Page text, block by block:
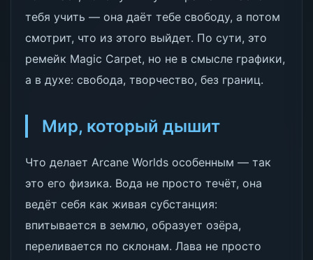
тебя учить — она даёт тебе свободу, а потом
смотрит, что из этого выйдет. По сути, это
ремейк Magic Carpet, но не в смысле графики,
а в духе: свобода, творчество, без границ.
Мир, который дышит
Что делает Arcane Worlds особенным — так
это его физика. Вода не просто течёт, она
ведёт себя как живая субстанция:
впитывается в землю, образует озёра,
переливается по склонам. Лава не просто